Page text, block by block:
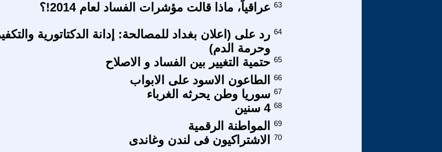
عراقياً، ماذا قالت مؤشرات الفساد لعام 2014!؟ 63
رد على (اعلان بغداد للمصالحة: إدانة الدكتاتورية
وحرمة الدم)
64
حتمية التغيير بين الفساد و الاصلاح 65
الطاعون الاسود على الابواب
66
سوريا وطن يحرثه الغرباء 67
4 سنين 68
المواطنة الرقمية
69
الاشتراكيون فى لندن وغاندى 70